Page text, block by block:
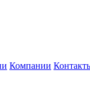
Компании